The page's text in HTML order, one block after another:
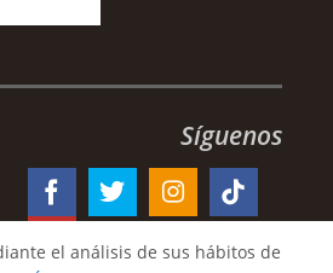
Síguenos
el análisis de sus hábitos de